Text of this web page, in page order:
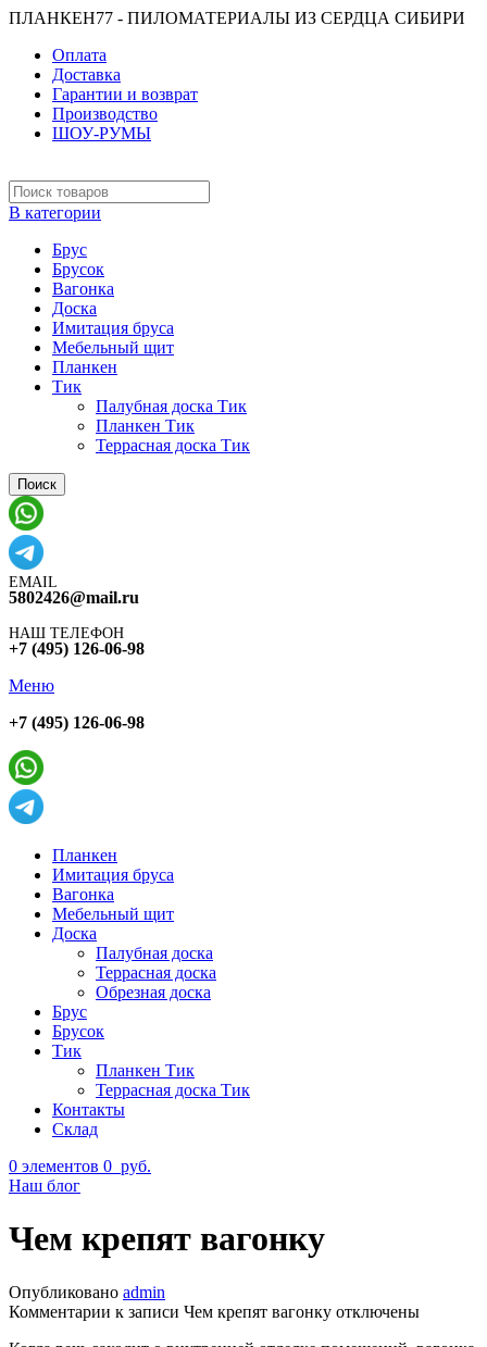
ПЛАНКЕН77 - ПИЛОМАТЕРИАЛЫ ИЗ СЕРДЦА СИБИРИ
Оплата
Доставка
Гарантии и возврат
Производство
ШОУ-РУМЫ
В категории
Брус
Брусок
Вагонка
Доска
Имитация бруса
Мебельный щит
Планкен
Тик
Палубная доска Тик
Планкен Тик
Террасная доска Тик
Поиск
EMAIL
5802426@mail.ru
НАШ ТЕЛЕФОН
+7 (495) 126-06-98
Меню
+7 (495) 126-06-98
Планкен
Имитация бруса
Вагонка
Мебельный щит
Доска
Палубная доска
Террасная доска
Обрезная доска
Брус
Брусок
Тик
Планкен Тик
Террасная доска Тик
Контакты
Склад
0 элементов 0 руб.
Наш блог
Чем крепят вагонку
Опубликовано admin
Комментарии к записи Чем крепят вагонку отключены